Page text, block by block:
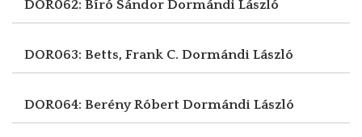
DOR062: Bíró Sándor Dormándi László
DOR063: Betts, Frank C. Dormándi László
DOR064: Berény Róbert Dormándi László